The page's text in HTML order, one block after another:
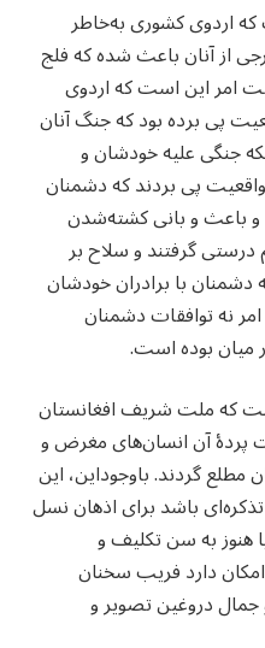
اردوی کشوری به‌خاطر
از آنان باعث شده که فلج
امر این است که اردوی
پی برده بود که جنگ آنان
جنگی علیه خودشان و
پی بردند که دشمنان
و باعث و بانی کشته‌شدن
گرفتند و سلاح بر
دشمنان با برادران خودشان
نه توافقات دشمنان
میان بوده است.
که ملت شریف افغانستان
پردهٔ آن انسان‌های مغرض و
گردند. باوجوداین، این
باشد برای اذهان نسل
هنوز به سن تکلیف و
دارد فریب سخنان
جمال دروغین تصویر و